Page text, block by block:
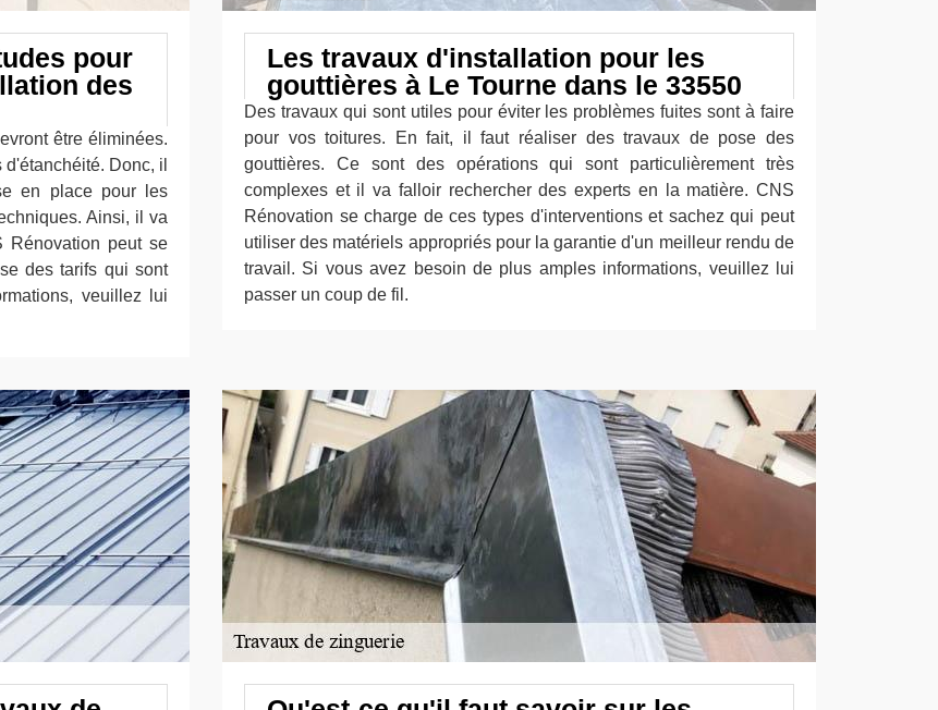
pour
des
être éliminées.
Donc, il
en place pour les
Ainsi, il va
Rénovation peut se
des tarifs qui sont
veuillez lui
Les travaux d'installation pour les
gouttières à Le Tourne dans le 33550
Des travaux qui sont utiles pour éviter les problèmes fuites sont à faire
pour vos toitures. En fait, il faut réaliser des travaux de pose des
gouttières. Ce sont des opérations qui sont particulièrement très
complexes et il va falloir rechercher des experts en la matière. CNS
Rénovation se charge de ces types d'interventions et sachez qui peut
utiliser des matériels appropriés pour la garantie d'un meilleur rendu de
travail. Si vous avez besoin de plus amples informations, veuillez lui
passer un coup de fil.